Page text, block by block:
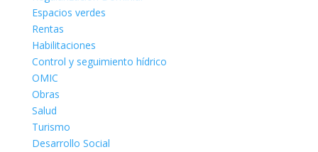
Espacios verdes
Rentas
Habilitaciones
Control y seguimiento hídrico
OMIC
Obras
Salud
Turismo
Desarrollo Social